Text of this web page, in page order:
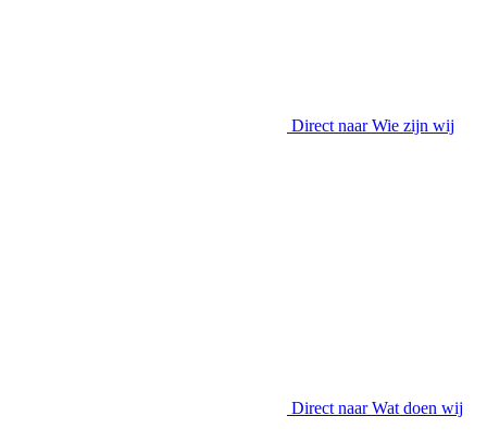
Direct naar Wie zijn wij
Direct naar Wat doen wij